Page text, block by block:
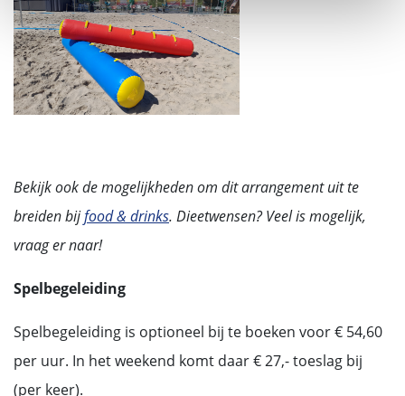
Bekijk ook de mogelijkheden om dit arrangement uit te
breiden bijfood & drinks. Dieetwensen? Veel is mogelijk,
vraag er naar!
Spelbegeleiding
Spelbegeleiding is optioneel bij te boeken voor € 54,60
per uur. In het weekend komt daar € 27,- toeslag bij
(per keer).